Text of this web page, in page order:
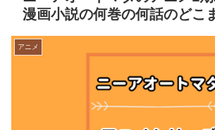
漫画小説の何巻の何話のどこ
アニメ